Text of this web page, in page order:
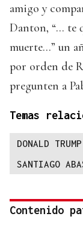
amigo y
Danton, “… te
muerte…” un
por orden de
pregunten a
Temas
DONALD TRUMP
SANTIAGO
Contenido